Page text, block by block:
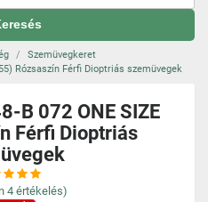
Szemüvegkeret
Rózsaszín Férfi Dioptriás szemüvegek
B 072 ONE SIZE
Férfi Dioptriás
4 értékelés)